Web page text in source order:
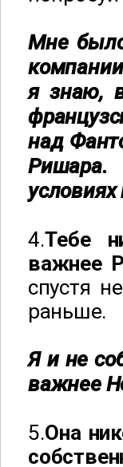
Мне
я знаю,
над
Ришара.
4.Тебе
важнее
спустя
раньше.
Я и не
важнее
5.Она